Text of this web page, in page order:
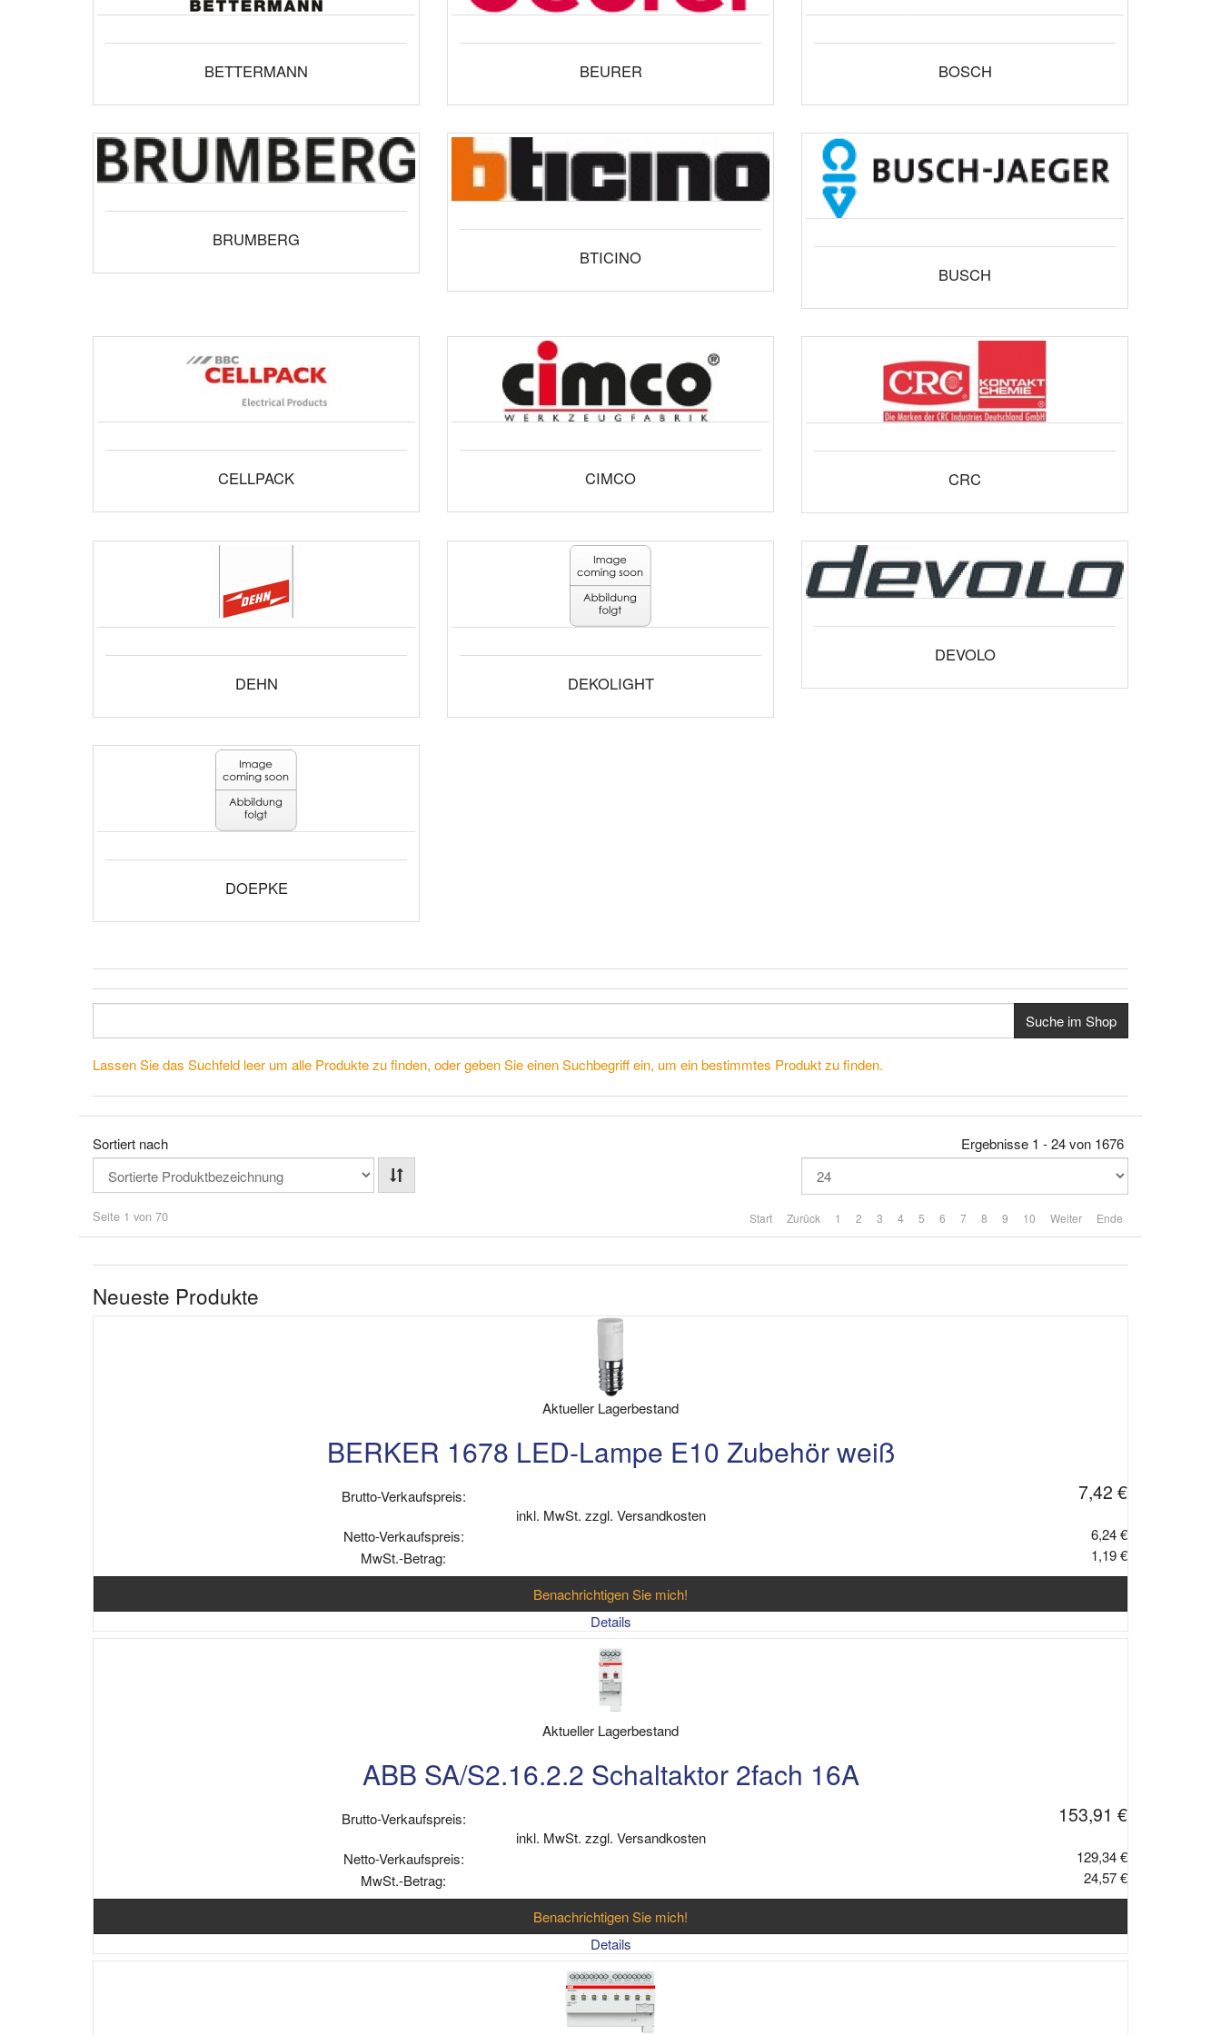
BETTERMANN BEURER BOSCH
BRUMBERG
BTICINO
BUSCH
CELLPACK CIMCO CRC
DEHN DEKOLIGHT
DEVOLO
DOEPKE
Suche im Shop
Lassen Sie das Suchfeld leer um alle Produkte zu finden, oder geben Sie einen Suchbegriff ein, um ein bestimmtes Produkt zu finden.
Sortiert nach Ergebnisse 1 - 24 von 1676
Seite 1 von 70 Start Zurück 1 2 3 4 5 6 7 8 9 10 Weiter Ende
Neueste Produkte
Aktueller Lagerbestand
BERKER 1678 LED-Lampe E10 Zubehör weiß
Brutto-Verkaufspreis: 7,42 €
inkl. MwSt. zzgl. Versandkosten
Netto-Verkaufspreis:
6,24 €
MwSt.-Betrag:
1,19 €
Benachrichtigen Sie mich!
Details
Aktueller Lagerbestand
ABB SA/S2.16.2.2 Schaltaktor 2fach 16A
Brutto-Verkaufspreis: 153,91 €
inkl. MwSt. zzgl. Versandkosten
Netto-Verkaufspreis:
129,34 €
MwSt.-Betrag:
24,57 €
Benachrichtigen Sie mich!
Details